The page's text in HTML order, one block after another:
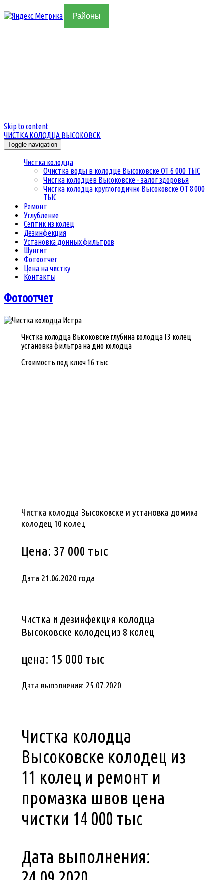
Районы
Skip to content
ЧИСТКА КОЛОДЦА ВЫСОКОВСК
Toggle navigation
Чистка колодца
Очистка воды в колодце Высоковске ОТ 6 000 ТЫС
Чистка колодцев Высоковске – залог здоровья
Чистка колодца круглогодично Высоковске ОТ 8 000
ТЫС
Ремонт
Углубление
Септик из колец
Дезинфекция
Установка донных фильтров
Шунгит
Фотоотчет
Цена на чистку
Контакты
Фотоотчет
Чистка колодца Высоковске глубина колодца 13 колец
установка фильтра на дно колодца
Стоимость под ключ 16 тыс
Чистка колодца Высоковске и установка домика
колодец 10 колец
Цена: 37 000 тыс
Дата 21.06.2020 года
Чистка и дезинфекция колодца
Высоковске колодец из 8 колец
цена: 15 000 тыс
Дата выполнения: 25.07.2020
Чистка колодца
Высоковске колодец из
11 колец и ремонт и
промазка швов цена
чистки 14 000 тыс
Дата выполнения: